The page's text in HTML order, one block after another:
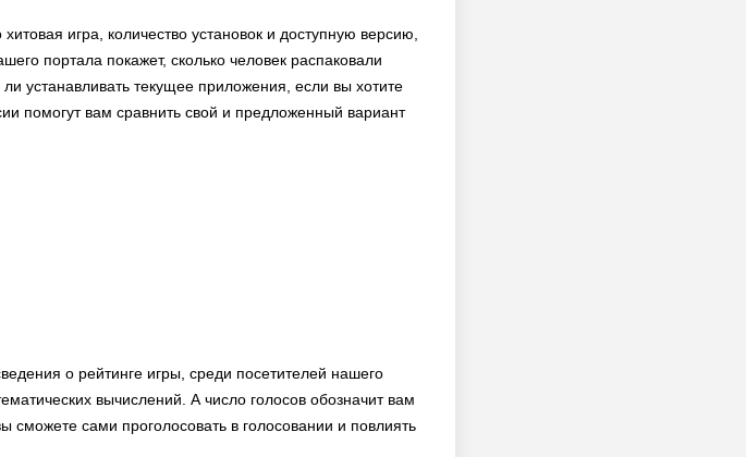
игра, количество установок и доступную версию,
портала покажет, сколько человек распаковали
устанавливать текущее приложения, если вы хотите
помогут вам сравнить свой и предложенный вариант
о рейтинге игры, среди посетителей нашего
вычислений. А число голосов обозначит вам
сможете сами проголосовать в голосовании и повлиять